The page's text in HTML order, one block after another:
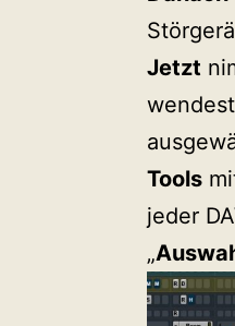
Jetzt
Tools
jeder
„